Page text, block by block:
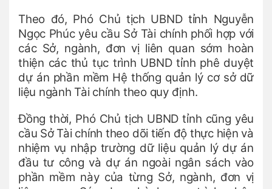
Theo đó, Phó Chủ tịch UBND tỉnh Nguyễn
Ngọc Phúc yêu cầu Sở Tài chính phối hợp với
các Sở, ngành, đơn vị liên quan sớm hoàn
thiện các thủ tục trình UBND tỉnh phê duyệt
dự án phần mềm Hệ thống quản lý cơ sở dữ
liệu ngành Tài chính theo quy định.
Đồng thời, Phó Chủ tịch UBND tỉnh cũng yêu
cầu Sở Tài chính theo dõi tiến độ thực hiện và
nhiệm vụ nhập trường dữ liệu quản lý dự án
đầu tư công và dự án ngoài ngân sách vào
phần mềm này của từng Sở, ngành, đơn vị